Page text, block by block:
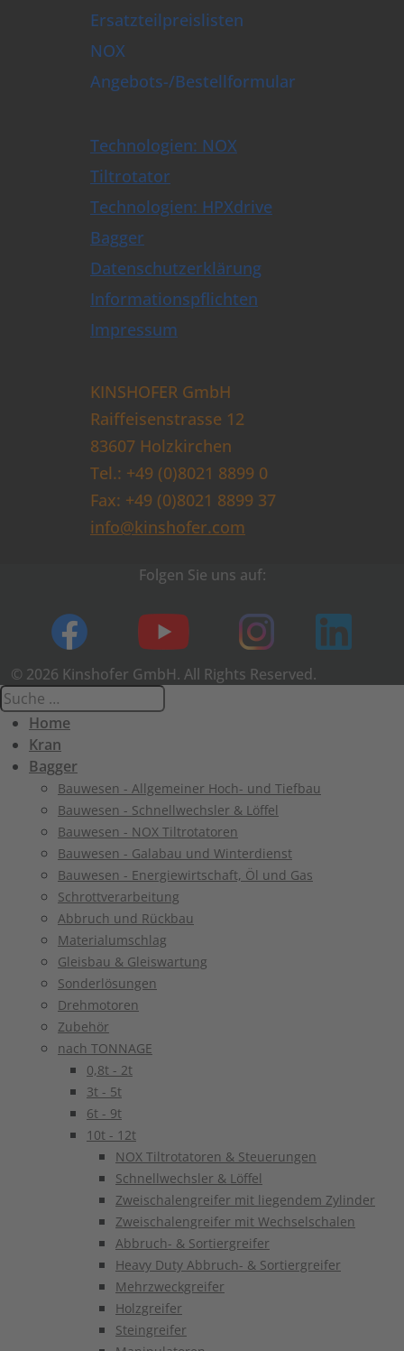
Ersatzteilpreislisten
NOX
Angebots-/Bestellformular
Technologien: NOX
Tiltrotator
Technologien: HPXdrive
Bagger
Datenschutzerklärung
Informationspflichten
Impressum
KINSHOFER GmbH
Raiffeisenstrasse 12
83607 Holzkirchen
Tel.: +49 (0)8021 8899 0
Fax: +49 (0)8021 8899 37
info@kinshofer.com
Folgen Sie uns auf:
© 2026 Kinshofer GmbH. All Rights Reserved.
Home
Kran
Bagger
Bauwesen - Allgemeiner Hoch- und Tiefbau
Bauwesen - Schnellwechsler & Löffel
Bauwesen - NOX Tiltrotatoren
Bauwesen - Galabau und Winterdienst
Bauwesen - Energiewirtschaft, Öl und Gas
Schrottverarbeitung
Abbruch und Rückbau
Materialumschlag
Gleisbau & Gleiswartung
Sonderlösungen
Drehmotoren
Zubehör
nach TONNAGE
0,8t - 2t
3t - 5t
6t - 9t
10t - 12t
NOX Tiltrotatoren & Steuerungen
Schnellwechsler & Löffel
Zweischalengreifer mit liegendem Zylinder
Zweischalengreifer mit Wechselschalen
Abbruch- & Sortiergreifer
Heavy Duty Abbruch- & Sortiergreifer
Mehrzweckgreifer
Holzgreifer
Steingreifer